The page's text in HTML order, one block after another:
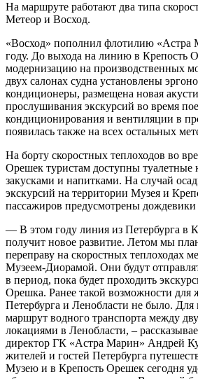
На маршруте работают два типа
Метеор и Восход.
«Восход» пополнил флотилию
году. До выхода на линию в Крепость
модернизацию на производственных
двух салонах судна установлены
кондиционеры, размещена новая
прослушивания экскурсий во время
кондиционирования и вентиляции в
появилась также на всех остальных
На борту скоростных теплоходов во
Орешек туристам доступны туалетные
закусками и напитками. На случай
экскурсий на территории Музея и
пассажиров предусмотрены
— В этом году линия из Петербурга в
получит новое развитие. Летом мы
переправу на скоростных теплоходах
Музеем-Диорамой. Они будут
в период, пока будет проходить
Орешка. Ранее такой возможности для
Петербурга и Ленобласти не было. Для
маршрут водного транспорта между
локациями в Ленобласти, –
директор ГК «Астра Марин» Андрей
жителей и гостей Петербурга
Музею и в Крепость Орешек сегодня